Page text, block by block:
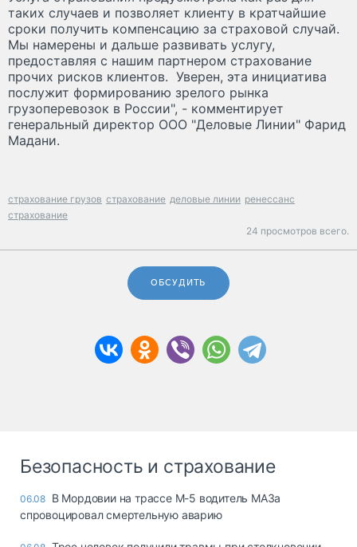
таких случаев и позволяет клиенту в кратчайшие
сроки получить компенсацию за страховой случай.
Мы намерены и дальше развивать услугу,
предоставляя с нашим партнером страхование
прочих рисков клиентов. Уверен, эта инициатива
послужит формированию зрелого рынка
грузоперевозок в России", - комментирует
генеральный директор ООО "Деловые Линии" Фарид
Мадани.
страхование грузов страхование деловые линии ренессанс
страхование
24 просмотров всего.
ОБСУДИТЬ
Безопасность и страхование
06.08 В Мордовии на трассе М-5 водитель МАЗа
спровоцировал смертельную аварию